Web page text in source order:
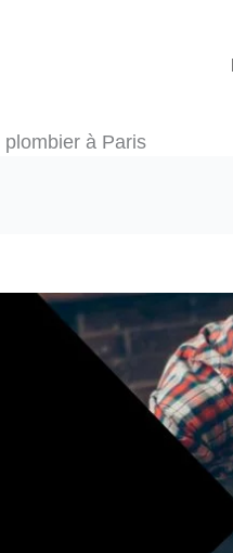
à Paris